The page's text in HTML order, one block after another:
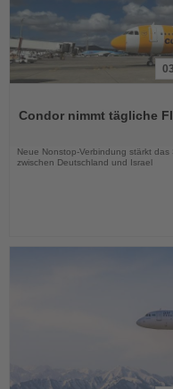
die
Condor nimmt tägliche
Neue Nonstop-Verbindung stärkt
zwischen Deutschland und Israel